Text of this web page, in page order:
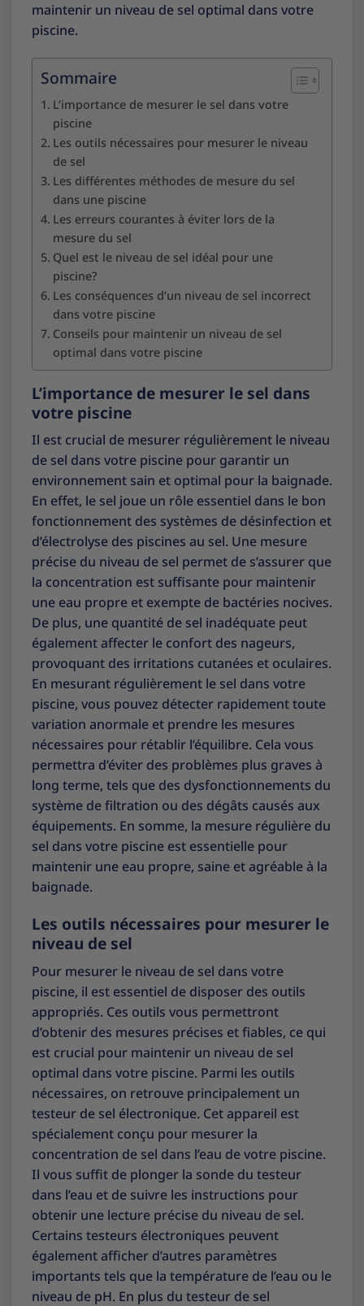
maintenir un niveau de sel optimal dans votre
piscine.
Sommaire
L’importance de mesurer le sel dans votre
piscine
Les outils nécessaires pour mesurer le niveau
de sel
Les différentes méthodes de mesure du sel
dans une piscine
Les erreurs courantes à éviter lors de la
mesure du sel
Quel est le niveau de sel idéal pour une
piscine?
Les conséquences d’un niveau de sel incorrect
dans votre piscine
Conseils pour maintenir un niveau de sel
optimal dans votre piscine
L’importance de mesurer le sel dans
votre piscine
Il est crucial de mesurer régulièrement le niveau
de sel dans votre piscine pour garantir un
environnement sain et optimal pour la baignade.
En effet, le sel joue un rôle essentiel dans le bon
fonctionnement des systèmes de désinfection et
d’électrolyse des piscines au sel. Une mesure
précise du niveau de sel permet de s’assurer que
la concentration est suffisante pour maintenir
une eau propre et exempte de bactéries nocives.
De plus, une quantité de sel inadéquate peut
également affecter le confort des nageurs,
provoquant des irritations cutanées et oculaires.
En mesurant régulièrement le sel dans votre
piscine, vous pouvez détecter rapidement toute
variation anormale et prendre les mesures
nécessaires pour rétablir l’équilibre. Cela vous
permettra d’éviter des problèmes plus graves à
long terme, tels que des dysfonctionnements du
système de filtration ou des dégâts causés aux
équipements. En somme, la mesure régulière du
sel dans votre piscine est essentielle pour
maintenir une eau propre, saine et agréable à la
baignade.
Les outils nécessaires pour mesurer le
niveau de sel
Pour mesurer le niveau de sel dans votre
piscine, il est essentiel de disposer des outils
appropriés. Ces outils vous permettront
d’obtenir des mesures précises et fiables, ce qui
est crucial pour maintenir un niveau de sel
optimal dans votre piscine. Parmi les outils
nécessaires, on retrouve principalement un
testeur de sel électronique. Cet appareil est
spécialement conçu pour mesurer la
concentration de sel dans l’eau de votre piscine.
Il vous suffit de plonger la sonde du testeur
dans l’eau et de suivre les instructions pour
obtenir une lecture précise du niveau de sel.
Certains testeurs électroniques peuvent
également afficher d’autres paramètres
importants tels que la température de l’eau ou le
niveau de pH. En plus du testeur de sel